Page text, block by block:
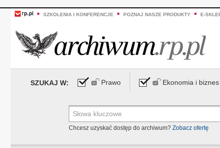
SZKOLENIA I KONFERENCJE POZNAJ NASZE PRODUKTY E-
SZUKAJ W: Prawo Ekonomia i biznes
Chcesz uzyskać dostęp do archiwum? Zobacz ofertę